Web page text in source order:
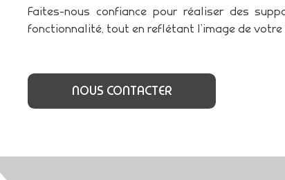
Faites-nous confiance pour réaliser des
fonctionnalité, tout en reflétant l’image de votre
NOUS CONTACTER